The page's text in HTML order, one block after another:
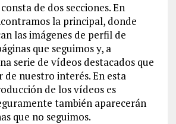
de dos secciones. En
la principal, donde
las imágenes de perfil de
que seguimos y, a
serie de vídeos destacados que
de nuestro interés. En esta
de los vídeos es
también aparecerán
que no seguimos.